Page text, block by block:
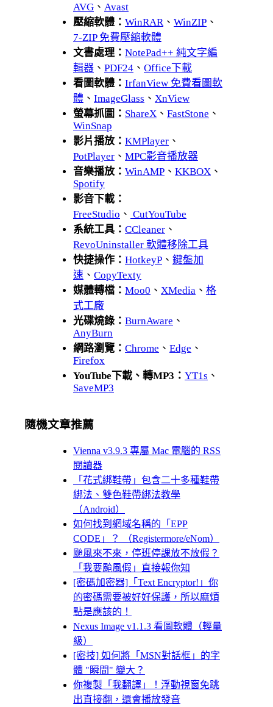
AVG 、 Avast
壓縮軟體： WinRAR、 WinZIP 、
7-ZIP 免費壓縮軟體
文書處理： NotePad++ 純文字編
輯器 、 PDF24 、 Office下載
看圖軟體： IrfanView 免費看圖軟
體 、 ImageGlass 、 XnView
螢幕抓圖： ShareX 、 FastStone 、
WinSnap
影片播放： KMPlayer 、
PotPlayer 、 MPC影音播放器
音樂播放： WinAMP 、 KKBOX 、
Spotify
影音下載：
FreeStudio 、 CutYouTube
系統工具： CCleaner 、
RevoUninstaller 軟體移除工具
快捷操作： HotkeyP 、 鍵盤加
速 、 CopyTexty
媒體轉檔： Moo0 、 XMedia 、 格
式工廠
光碟燒錄： BurnAware 、
AnyBurn
網路瀏覽： Chrome 、 Edge 、
Firefox
YouTube下載、轉MP3： YT1s 、
SaveMP3
隨機文章推薦
Vienna v3.9.3 專屬 Mac 電腦的 RSS
閱讀器
「花式綁鞋帶」包含二十多種鞋帶
綁法、雙色鞋帶綁法教學
（Android）
如何找到網域名稱的「EPP
CODE」？ （Registermore/eNom）
颱風來不來，停班停課放不放假？
「我要颱風假」直接報你知
[密碼加密器]「Text Encryptor!」你
的密碼需要被好好保護，所以麻煩
點是應該的！
Nexus Image v1.1.3 看圖軟體（輕量
級）
[密技] 如何將「MSN對話框」的字
體 "瞬間" 變大？
你複製「我翻譯」！浮動視窗免跳
出直接翻，還會播放發音